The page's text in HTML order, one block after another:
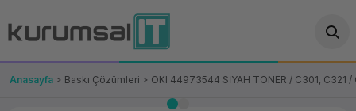
Geri Dön
Geri Dön
OT/VT Ürünleri
Geri Dön
Geri Dön
Çözümleri
Geri Dön
Geri Dön
Geri Dön
Ürünler
Anasayfa Baskı Çözümleri OKI 44973544 SİYAH TONER / C301, C321 /